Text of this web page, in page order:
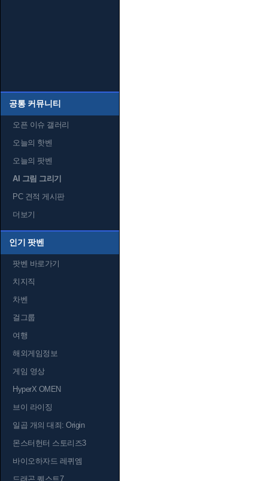
공통 커뮤니티
오픈 이슈 갤러리
오늘의 핫벤
오늘의 팟벤
AI 그림 그리기
PC 견적 게시판
더보기
인기 팟벤
팟벤 바로가기
치지직
차벤
걸그룹
여행
해외게임정보
게임 영상
HyperX OMEN
브이 라이징
일곱 개의 대죄: Origin
몬스터헌터 스토리즈3
바이오하자드 레퀴엠
드래곤 퀘스트7